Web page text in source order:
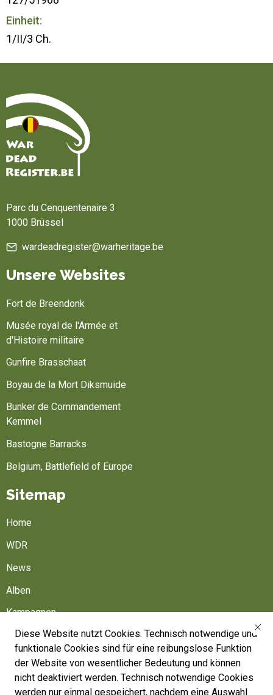
Diese Website nutzt Cookies. Technisch notwendige und
funktionale Cookies sind für eine reibungslose Funktion
der Website von wesentlicher Bedeutung und können
nicht deaktiviert werden. Technisch notwendige Cookies
werden nur einmal gespeichert, nachdem eine Auswahl
Einheit:
1/II/3 Ch.
Parc du Cenquentenaire 3
1000 Brüssel
wardeadregister@warheritage.be
Unsere Websites
Fort de Breendonk
Musée royal de l'Armée et
d'Histoire militaire
Gunfire Brasschaat
Boyau de la Mort Diksmuide
Bunker de Commandement
Kemmel
Bastogne Barracks
Belgium, Battlefield of Europe
Sitemap
Home
WDR
News
Alben
Kampagnen
Friedhöfe
Belgische Armee
Machen Sie mit